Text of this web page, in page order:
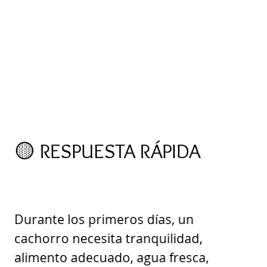
🟡 RESPUESTA RÁPIDA
Durante los primeros días, un
cachorro necesita tranquilidad,
alimento adecuado, agua fresca,